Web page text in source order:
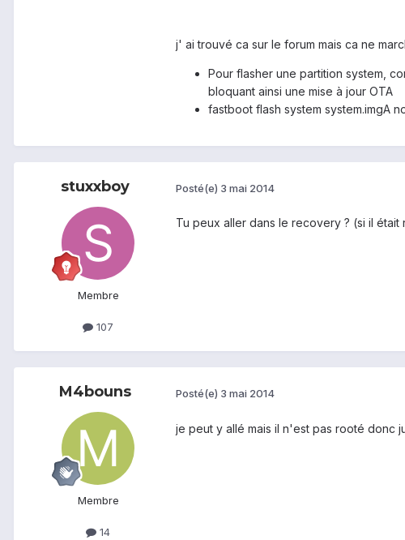
j' ai trouvé ca sur le forum mais ca ne
Pour flasher une partition system,
bloquant ainsi une mise à jour OTA
fastboot flash system system.imgA
stuxxboy
Membre
107
Posté(e) 3 mai 2014
Tu peux aller dans le recovery ? (si il était
M4bouns
Membre
14
Posté(e) 3 mai 2014
je peut y allé mais il n'est pas rooté donc